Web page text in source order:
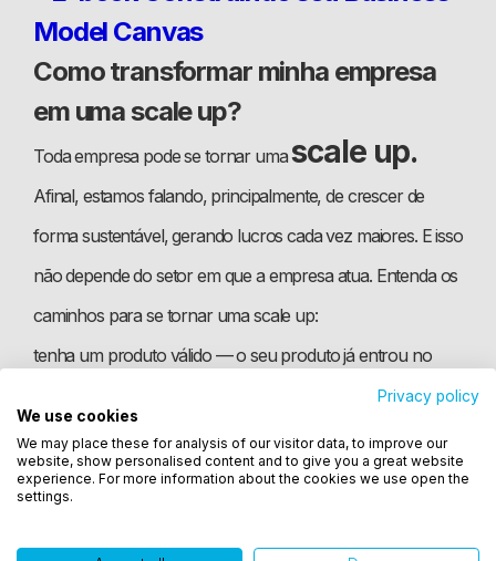
Utilizamos cookies para oferecer melhor
experiência, melhorar o desempenho, analisar
como você interage em nosso site e personalizar
conteúdo. Ao utilizar este site, você concorda com
Como transformar minha empresa
em uma scale up?
Toda empresa pode se tornar umascale up.
Afinal, estamos falando, principalmente, de crescer de
forma sustentável, gerando lucros cada vez maiores. E isso
não depende do setor em que a empresa atua. Entenda os
caminhos para se tornar uma scale up:
tenha um produto válido — o seu produto já entrou no
mercado? Há compradores para ele? Você tem de ter um
negócio sólido para iniciar o movimento de expansão;
escolha o momento certo — escalonar sua empresa vai
equipe também!) para fazer o negócio crescer; avalie se o
Privacy policy
We use cookies
We may place these for analysis of our visitor data, to improve our
website, show personalised content and to give you a great website
experience. For more information about the cookies we use open the
settings.